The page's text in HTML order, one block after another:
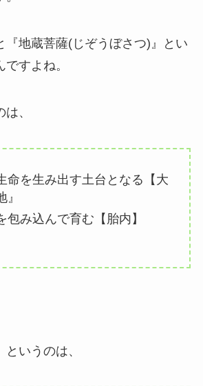
『地蔵菩薩(じぞうぼさつ)』とい
すよね。
、
命を生み出す土台となる【大
包み込んで育む【胎内】
いうのは、